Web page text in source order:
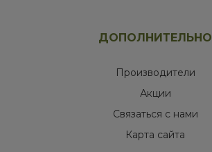
ДОПОЛНИТЕЛЬНО
Производители
Акции
Связаться с нами
Карта сайта